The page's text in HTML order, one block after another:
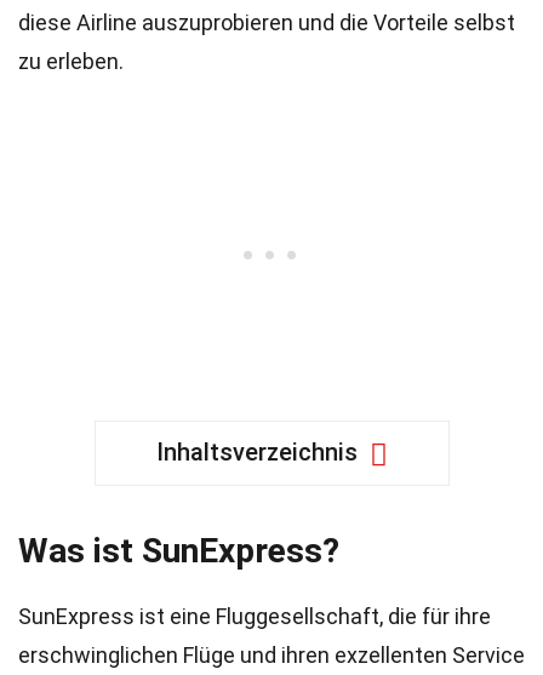
diese Airline auszuprobieren und die Vorteile selbst
zu erleben.
Inhaltsverzeichnis
Was ist SunExpress?
SunExpress ist eine Fluggesellschaft, die für ihre
erschwinglichen Flüge und ihren exzellenten Service